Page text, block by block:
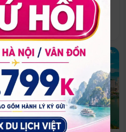
Quoc
Phú Quốc
★ 5.0